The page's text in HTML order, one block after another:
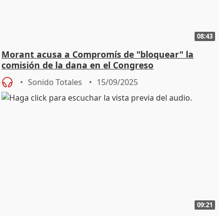
08:43
Morant acusa a Compromís de "bloquear" la
comisión de la dana en el Congreso
Sonido Totales 15/09/2025
09:21